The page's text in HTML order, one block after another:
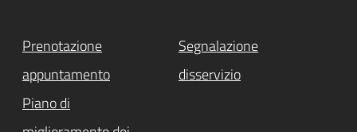
Prenotazione
appuntamento
Segnalazione
disservizio
Piano di